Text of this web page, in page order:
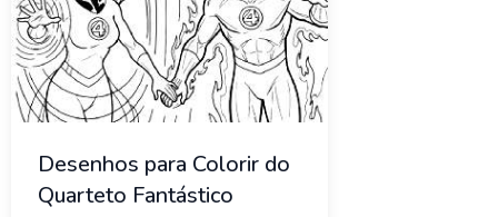
Desenhos para Colorir do
Quarteto Fantástico